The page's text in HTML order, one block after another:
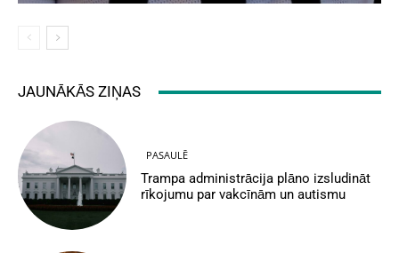
JAUNĀKĀS ZIŅAS
PASAULĒ
Trampa administrācija plāno izsludināt
rīkojumu par vakcīnām un autismu